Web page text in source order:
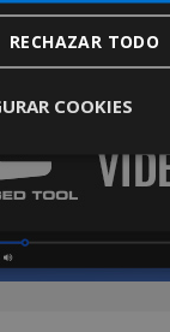
RECHAZAR TODO
COOKIES